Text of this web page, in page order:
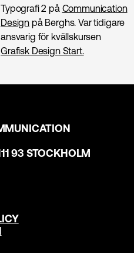
Typografi 2 på Communication
Design på Berghs. Var tidigare
ansvarig för kvällskursen
Grafisk Design Start.
93 STOCKHOLM